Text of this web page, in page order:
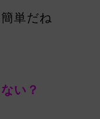
単だね
い？